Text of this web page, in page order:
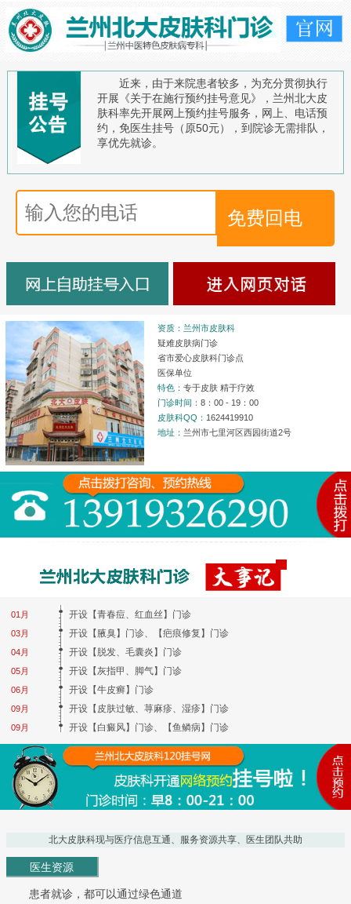
近来，由于来院患者较多，为充分贯彻执行
开展《关于在施行预约挂号意见》，兰州北大皮
肤科率先开展网上预约挂号服务，网上、电话预
约，免医生挂号（原50元），到院诊无需排队，
享优先就诊。
资质：兰州市皮肤科
疑难皮肤病门诊
省市爱心皮肤科门诊点
医保单位
特色：专于皮肤 精于疗效
门诊时间：8：00 - 19：00
皮肤科QQ： 1624419910
地址： 兰州市七里河区西园街道2号
01月
03月
04月
05月
06月
09月
09月
开设【青春痘、红血丝】门诊
开设【腋臭】门诊、【疤痕修复】门诊
开设【脱发、毛囊炎】门诊
开设【灰指甲、脚气】门诊
开设【牛皮癣】门诊
开设【皮肤过敏、荨麻疹、湿疹】门诊
开设【白癜风】门诊、【鱼鳞病】门诊
北大皮肤科现与医疗信息互通、服务资源共享、医生团队共助
医生资源
患者就诊，都可以通过绿色通道